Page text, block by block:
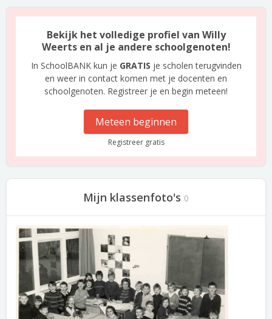
Bekijk het volledige profiel van Willy
Weerts en al je andere schoolgenoten!
In SchoolBANK kun je GRATIS je scholen terugvinden
en weer in contact komen met je docenten en
schoolgenoten. Registreer je en begin meteen!
Meteen beginnen
Registreer gratis
Mijn klassenfoto's 0